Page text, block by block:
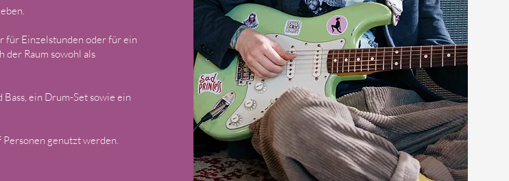
für Einzelstunden oder für ein
der Raum sowohl als
ein Drum-Set sowie ein
genutzt werden.